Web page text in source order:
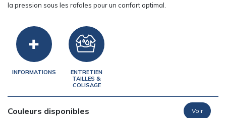
la pression sous les rafales pour un confort optimal.
INFORMATIONS
ENTRETIEN
TAILLES &
COLISAGE
Couleurs disponibles